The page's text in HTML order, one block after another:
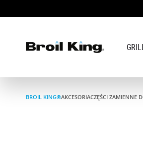
BROIL KING®AKCESORIACZĘŚCI ZAMIENNE